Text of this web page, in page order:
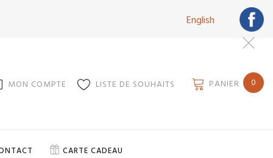
English
MON COMPTE LISTE DE SOUHAITS PANIER 0
CARTE CADEAU